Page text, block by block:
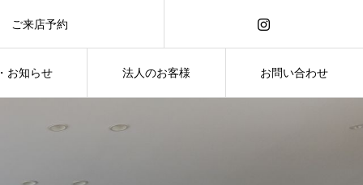
お知らせ
法人のお客様
お問い合わせ
ご来店予約